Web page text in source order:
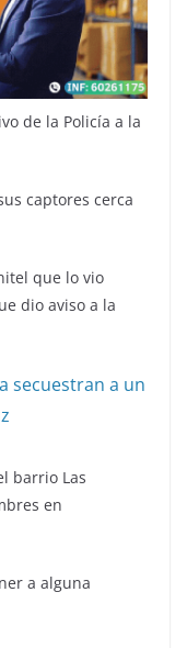
de la Policía a la
captores cerca
que lo vio
dio aviso a la
secuestran a un
barrio Las
en
a alguna